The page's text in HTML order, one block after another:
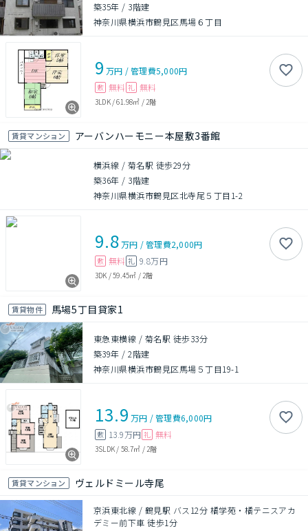
築35年 / 3階建
神奈川県横浜市鶴見区馬場６丁目
9 万円 /管理費5,000円
敷 無料 礼 無料
3LDK/61.98㎡ / 2階
賃貸マンション アーバンハーモニー本屋敷3番館
横浜線 / 菊名駅 徒歩29分
築36年 / 3階建
神奈川県横浜市鶴見区北寺尾５丁目1-2
9.8万円 /管理費2,000円
敷 無料 礼 9.8万円
3DK /59.45㎡ / 2階
賃貸物件 馬場5丁目貸家1
東急東横線 / 菊名駅 徒歩33分
築39年 /2階建
神奈川県横浜市鶴見区馬場５丁目19-1
13.9 万円 /管理費6,000円
敷 13.9万円 礼 無料
3SLDK / 58.7㎡ / 2階
賃貸マンション ヴェルドミール寺尾
京浜東北線 / 鶴見駅 バス12分 橘学苑・橘テニスアカ
デミー前下車 徒歩1分